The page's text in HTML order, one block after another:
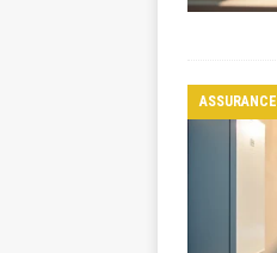
ASSURANCE